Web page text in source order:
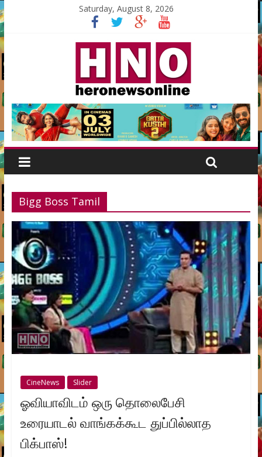
Saturday, August 8, 2026
Bigg Boss Tamil
CineNews Slider
ஓவியாவிடம் ஒரு தொலைபேசி
உரையாடல் வாங்கக்கூட துப்பில்லாத
பிக்பாஸ்!